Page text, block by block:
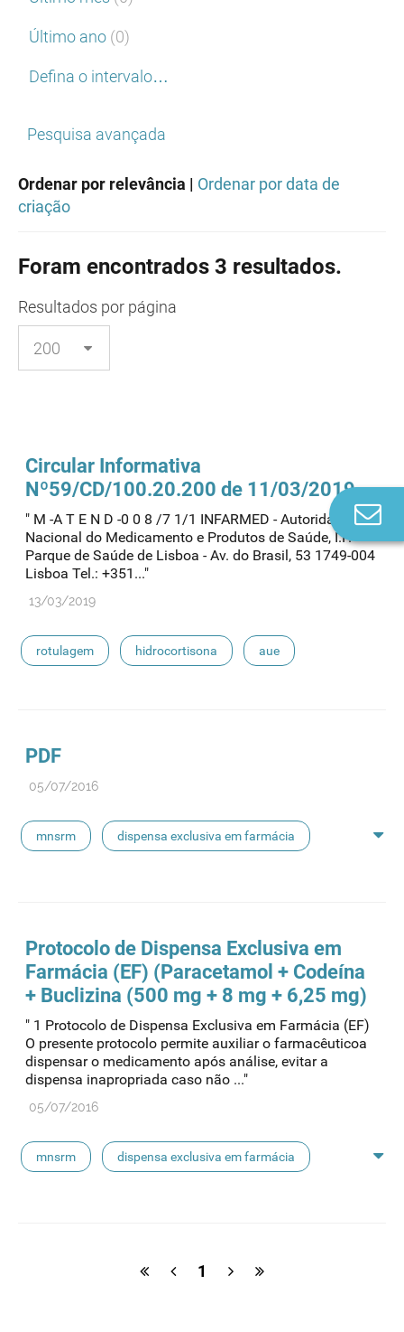
Último ano (0)
Defina o intervalo…
Pesquisa avançada
Ordenar por relevância | Ordenar por data de
criação
Foram encontrados 3 resultados.
Resultados por página
Circular Informativa
Nº59/CD/100.20.200 de 11/03/2019
" M -A T E N D -0 0 8 /7 1/1 INFARMED - Autoridade
Nacional do Medicamento e Produtos de Saúde, I.P.
Parque de Saúde de Lisboa - Av. do Brasil, 53 1749-004
Lisboa Tel.: +351..."
13/03/2019
rotulagem hidrocortisona aue
PDF
05/07/2016
mnsrm dispensa exclusiva em farmácia
pílula do dia seguinte ibuprofeno
paracetamol codeina buclizina picetoprofeno
contraceção de emergência amorolfina
Protocolo de Dispensa Exclusiva em
Farmácia (EF) (Paracetamol + Codeína
+ Buclizina (500 mg + 8 mg + 6,25 mg)
" 1 Protocolo de Dispensa Exclusiva em Farmácia (EF)
O presente protocolo permite auxiliar o farmacêuticoa
dispensar o medicamento após análise, evitar a
dispensa inapropriada caso não ..."
05/07/2016
mnsrm dispensa exclusiva em farmácia
1